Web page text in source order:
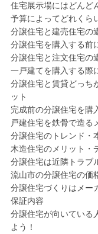
住宅展示場にはどんど
予算によってどれくら
分譲住宅と建売住宅の
分譲住宅を購入する前
分譲住宅と注文住宅の
一戸建てを購入する際
分譲住宅と賃貸どっち
ット
完成前の分譲住宅を購
戸建住宅を鉄骨で造る
分譲住宅のトレンド・
木造住宅のメリット・
分譲住宅は近隣トラブ
流山市の分譲住宅の価
分譲住宅づくりはメー
保証内容
分譲住宅が向いている
よう！